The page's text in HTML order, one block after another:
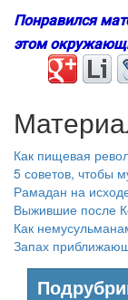
Понравился
этом
Как пищевая
5 советов, чтобы
Рамадан на
Выжившие после
Как
Запах